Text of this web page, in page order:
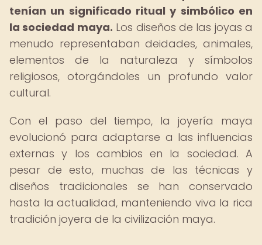
tenían un significado ritual y simbólico en
la sociedad maya. Los diseños de las joyas a
menudo representaban deidades, animales,
elementos de la naturaleza y símbolos
religiosos, otorgándoles un profundo valor
cultural.
Con el paso del tiempo, la joyería maya
evolucionó para adaptarse a las influencias
externas y los cambios en la sociedad. A
pesar de esto, muchas de las técnicas y
diseños tradicionales se han conservado
hasta la actualidad, manteniendo viva la rica
tradición joyera de la civilización maya.